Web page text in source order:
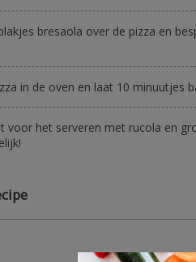
bresaola over de pizza en
in de oven en laat 10 minuutjes
voor het serveren met rucola en